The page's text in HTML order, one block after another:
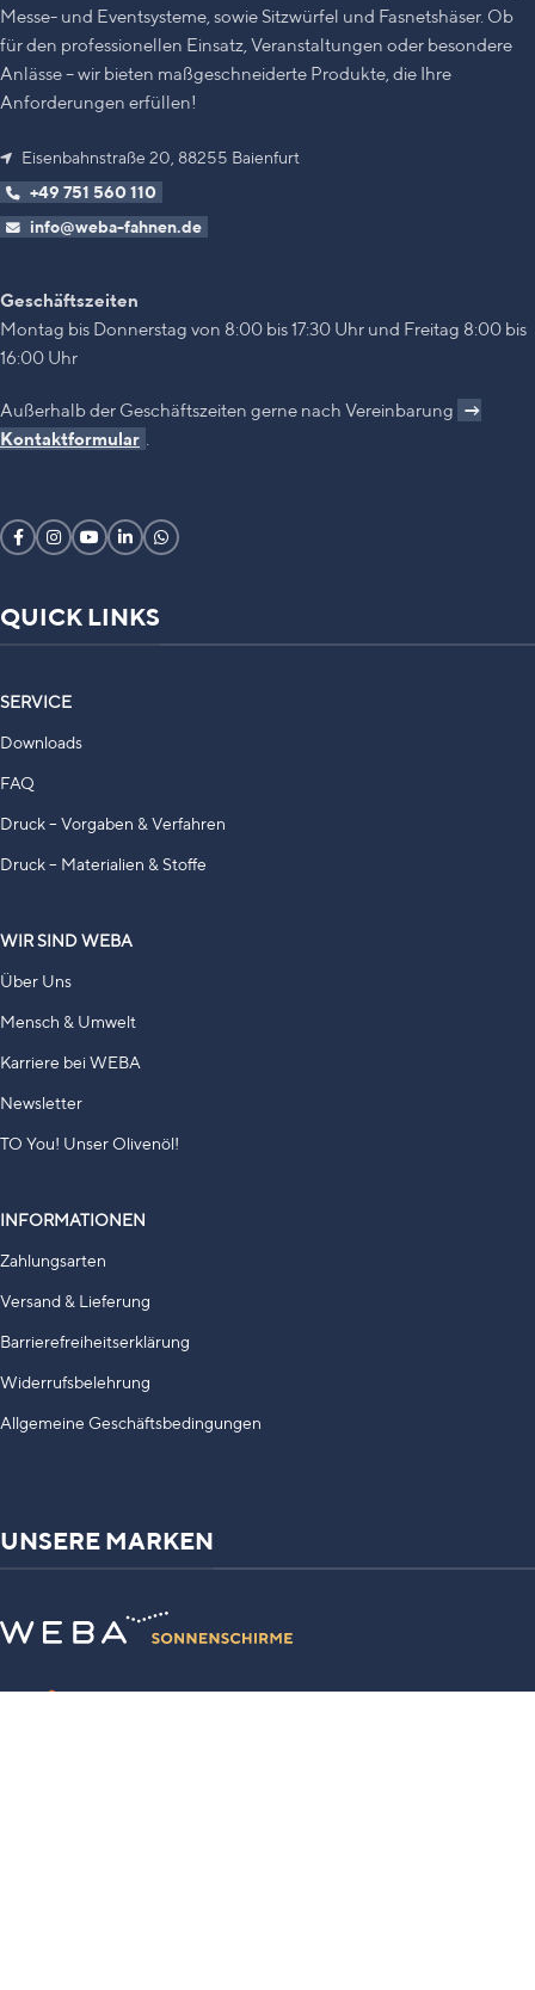
Messe- und Eventsysteme, sowie Sitzwürfel und Fasnetshäser. Ob
für den professionellen Einsatz, Veranstaltungen oder besondere
Anlässe – wir bieten maßgeschneiderte Produkte, die Ihre
Anforderungen erfüllen!
Eisenbahnstraße 20, 88255 Baienfurt
+49 751 560 110
info@weba-fahnen.de
Geschäftszeiten
Montag bis Donnerstag von 8:00 bis 17:30 Uhr und Freitag 8:00 bis
16:00 Uhr
Außerhalb der Geschäftszeiten gerne nach Vereinbarung →
Kontaktformular
QUICK LINKS
SERVICE
Downloads
FAQ
Druck – Vorgaben & Verfahren
Druck – Materialien & Stoffe
WIR SIND WEBA
Über Uns
Mensch & Umwelt
Karriere bei WEBA
Newsletter
TO You! Unser Olivenöl!
INFORMATIONEN
Zahlungsarten
Versand & Lieferung
Barrierefreiheitserklärung
Widerrufsbelehrung
Allgemeine Geschäftsbedingungen
UNSERE MARKEN